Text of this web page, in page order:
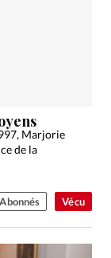
Vécu
Marjorie
de la
Abonnés